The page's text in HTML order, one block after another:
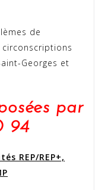
de
Georges et
par
94
REP/REP+,